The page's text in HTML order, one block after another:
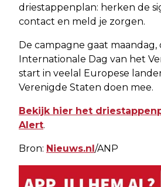
driestappenplan: herken de
contact en meld je zorgen.
De campagne gaat maandag,
Internationale Dag van het
start in veelal Europese
Verenigde Staten doen mee.
Bekijk hier het
Alert.
Bron: Nieuws.nl /ANP